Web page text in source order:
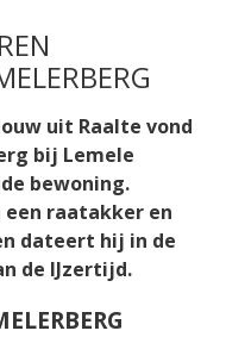
uit Raalte vond
bij Lemele
bewoning.
raatakker en
dateert hij in de
de IJzertijd.